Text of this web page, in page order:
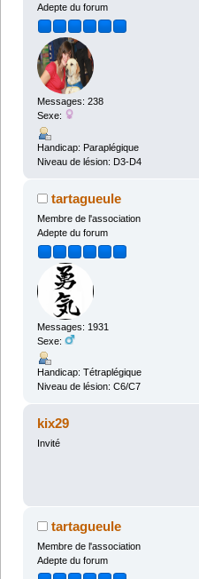
Adepte du forum
Messages: 238
Sexe:
Handicap: Paraplégique
Niveau de lésion: D3-D4
tartagueule
Membre de l'association
Adepte du forum
Messages: 1931
Sexe:
Handicap: Tétraplégique
Niveau de lésion: C6/C7
kix29
Invité
tartagueule
Membre de l'association
Adepte du forum